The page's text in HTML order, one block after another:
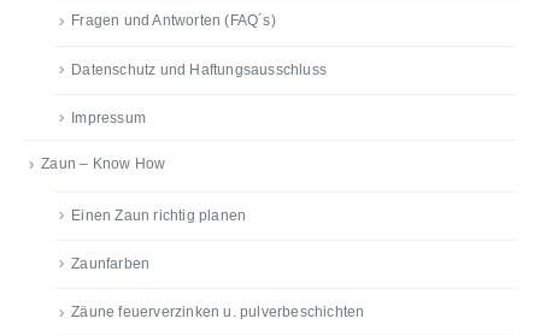
Fragen und Antworten (FAQ´s)
Datenschutz und Haftungsausschluss
Impressum
Zaun – Know How
Einen Zaun richtig planen
Zaunfarben
Zäune feuerverzinken u. pulverbeschichten